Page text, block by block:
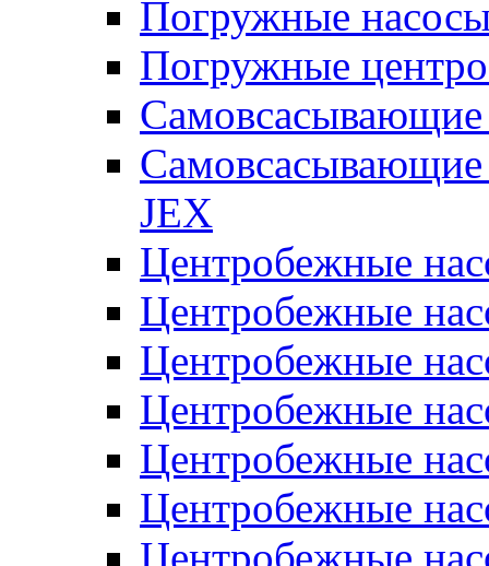
Погружные
Погружные
Самовсасывающие
Самовсасывающие
JEX
Центробежные
Центробежные
Центробежные
Центробежные
Центробежные
Центробежные
Центробежные